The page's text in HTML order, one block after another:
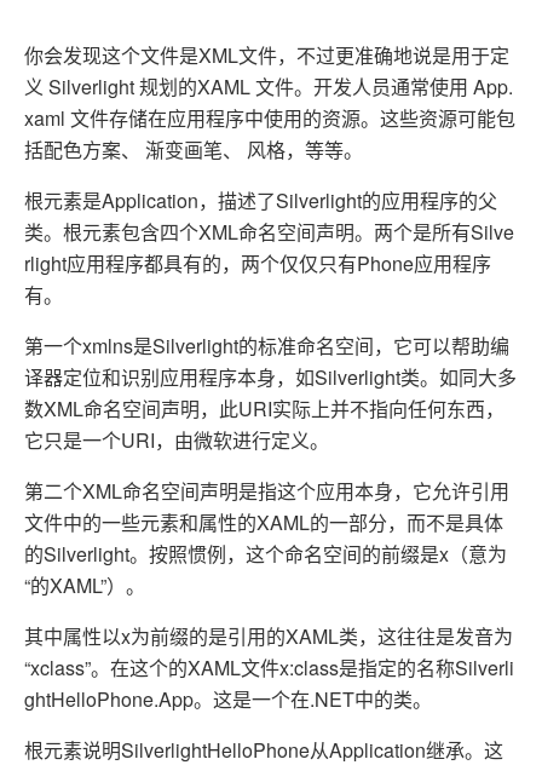
你会发现这个文件是XML文件，不过更准确地说是用于定
义 Silverlight 规划的XAML 文件。开发人员通常使用 App.
xaml 文件存储在应用程序中使用的资源。这些资源可能包
括配色方案、 渐变画笔、 风格，等等。
根元素是Application，描述了Silverlight的应用程序的父
类。根元素包含四个XML命名空间声明。两个是所有Silve
rlight应用程序都具有的，两个仅仅只有Phone应用程序
有。
第一个xmlns是Silverlight的标准命名空间，它可以帮助编
译器定位和识别应用程序本身，如Silverlight类。如同大多
数XML命名空间声明，此URI实际上并不指向任何东西，
它只是一个URI，由微软进行定义。
第二个XML命名空间声明是指这个应用本身，它允许引用
文件中的一些元素和属性的XAML的一部分，而不是具体
的Silverlight。按照惯例，这个命名空间的前缀是x（意为
“的XAML”）。
其中属性以x为前缀的是引用的XAML类，这往往是发音为
“xclass”。在这个的XAML文件x:class是指定的名称Silverli
ghtHelloPhone.App。这是一个在.NET中的类。
根元素说明SilverlightHelloPhone从Application继承。这